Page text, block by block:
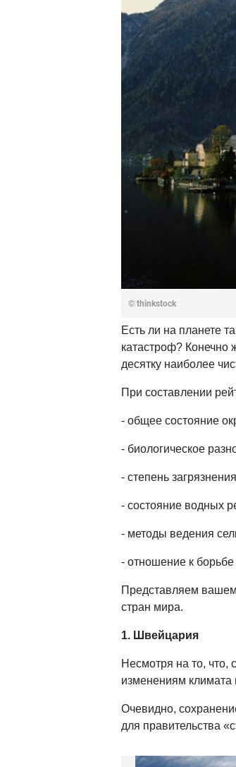
© thinkstock
Есть ли на планете
катастроф? Конечно
десятку наиболее
При составлении
- общее состояние
- биологическое
- степень
- состояние водных
- методы ведения
- отношение к
Представляем
стран мира.
1. Швейцария
Несмотря на то,
изменениям климата
Очевидно,
для правительства